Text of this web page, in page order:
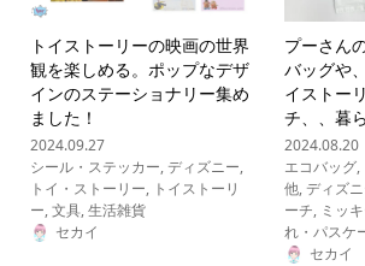
トイストーリーの映画の世界
観を楽しめる。ポップなデザ
インのステーショナリー集め
ました！
2024.09.27
シール・ステッカー,ディズニー,
トイ・ストーリー, トイストーリ
ー,文具,生活雑貨
セカイ
プーさん
バッグや
イストー
チ、、暮
2024.08.20
エコバッグ,
他,ディズ
ーチ, ミッ
れ・パスケ
セカイ